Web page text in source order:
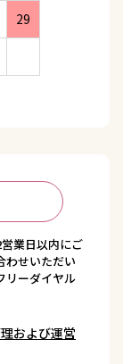
29
業日以内にご
わせいただい
リーダイヤル
および運営